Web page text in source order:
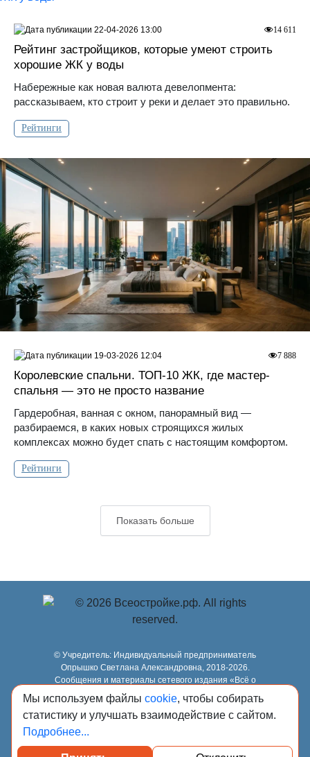
Рейтинг застройщиков, которые умеют строить
хорошие ЖК у воды
Набережные как новая валюта девелопмента:
рассказываем, кто строит у реки и делает это правильно.
Рейтинги
14 611
22-04-2026 13:00
Королевские спальни. ТОП-10 ЖК, где мастер-
спальня — это не просто название
Гардеробная, ванная с окном, панорамный вид —
разбираемся, в каких новых строящихся жилых
комплексах можно будет спать с настоящим комфортом.
Рейтинги
7 888
19-03-2026 12:04
Показать больше
© Учредитель: Индивидуальный предприниматель
Опрышко Светлана Александровна, 2018-2026.
Сообщения и материалы сетевого издания «Всё о
стройке» (зарегистрировано Федеральной службой по
надзору в сфере связи, информационных технологий и
массовых коммуникаций (Роскомнадзор) 13.03.2023 за
регистрационным номером Эл № ФС77-84949)
18+, info@всеостройке.рф
Мы используем файлы cookie, чтобы собирать
статистику и улучшать взаимодействие с сайтом.
Подробнее...